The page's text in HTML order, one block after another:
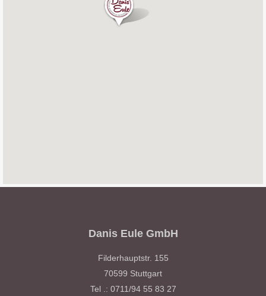
Danis Eule GmbH
Filderhauptstr. 155
70599 Stuttgart
Tel .: 0711/94 55 83 27